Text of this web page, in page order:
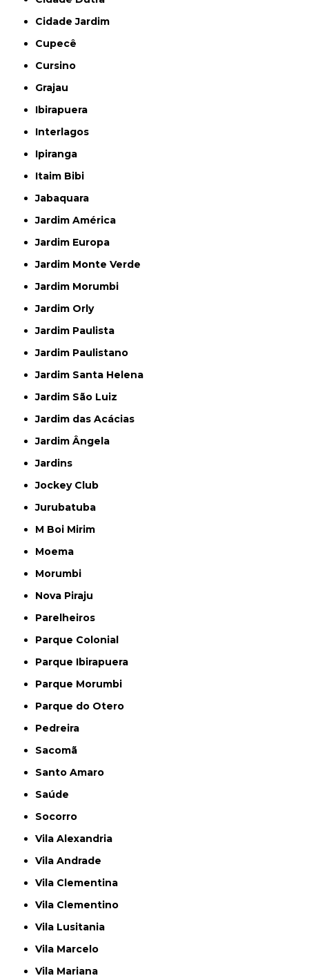
Cidade Jardim
Cupecê
Cursino
Grajau
Ibirapuera
Interlagos
Ipiranga
Itaim Bibi
Jabaquara
Jardim América
Jardim Europa
Jardim Monte Verde
Jardim Morumbi
Jardim Orly
Jardim Paulista
Jardim Paulistano
Jardim Santa Helena
Jardim São Luiz
Jardim das Acácias
Jardim Ângela
Jardins
Jockey Club
Jurubatuba
M Boi Mirim
Moema
Morumbi
Nova Piraju
Parelheiros
Parque Colonial
Parque Ibirapuera
Parque Morumbi
Parque do Otero
Pedreira
Sacomã
Santo Amaro
Saúde
Socorro
Vila Alexandria
Vila Andrade
Vila Clementina
Vila Clementino
Vila Lusitania
Vila Marcelo
Vila Mariana